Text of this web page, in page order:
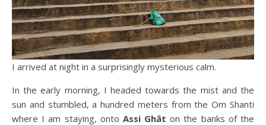
I arrived at night in a surprisingly mysterious calm.
In the early morning, I headed towards the mist and the
sun and stumbled, a hundred meters from the Om Shanti
where I am staying, onto Assi Ghât on the banks of the